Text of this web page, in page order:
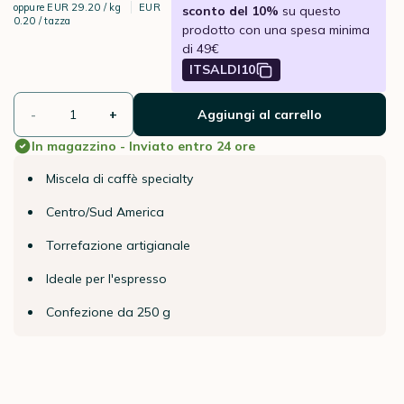
oppure EUR 29.20 / kg
EUR
0.20 / tazza
sconto del 10% su questo
prodotto con una spesa minima
di 49€
ITSALDI10
- +
Aggiungi al carrello
In magazzino - Inviato entro 24 ore
Miscela di caffè specialty
Centro/Sud America
Torrefazione artigianale
Ideale per l'espresso
Confezione da 250 g